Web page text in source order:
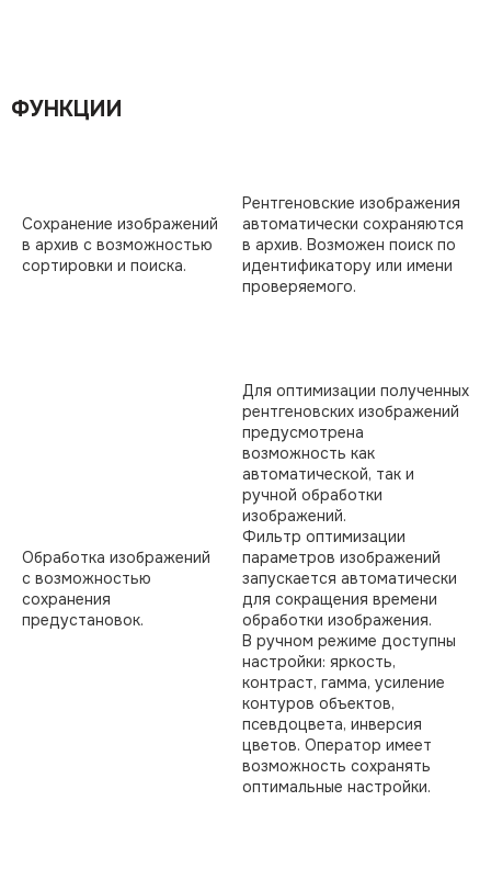
ФУНКЦИИ
Сохранение изображений
в архив с возможностью
сортировки и поиска.
Рентгеновские изображения
автоматически сохраняются
в архив. Возможен поиск по
идентификатору или имени
проверяемого.
Обработка изображений
с возможностью
сохранения
предустановок.
Для оптимизации полученных
рентгеновских изображений
предусмотрена
возможность как
автоматической, так и
ручной обработки
изображений.
Фильтр оптимизации
параметров изображений
запускается автоматически
для сокращения времени
обработки изображения.
В ручном режиме доступны
настройки: яркость,
контраст, гамма, усиление
контуров объектов,
псевдоцвета, инверсия
цветов. Оператор имеет
возможность сохранять
оптимальные настройки.